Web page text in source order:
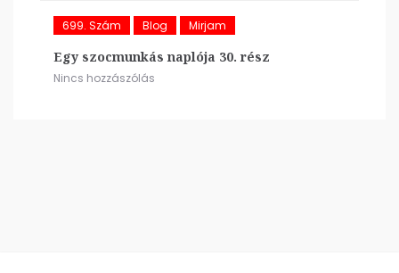
699. Szám Blog Mirjam
Egy szocmunkás naplója 30. rész
Nincs hozzászólás